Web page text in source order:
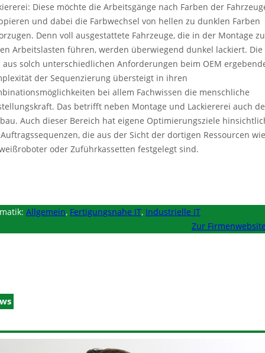
Diese möchte die Arbeitsgänge nach Farben der
und dabei die Farbwechsel von hellen zu dunklen Farben
Denn voll ausgestattete Fahrzeuge, die in der Montage zu
Arbeitslasten führen, werden überwiegend dunkel lackiert. Die
aus solch unterschiedlichen Anforderungen beim OEM
der Sequenzierung übersteigt in ihren
bei allem Fachwissen die menschliche
Das betrifft neben Montage und Lackiererei auch
Auch dieser Bereich hat eigene Optimierungsziele
die aus der Sicht der dortigen Ressourcen wie
oder Zuführkassetten festgelegt sind.
Allgemein, Fertigungsnahe IT, Industrielle IT
Zur